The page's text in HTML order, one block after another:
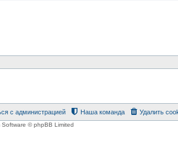
Удалить
Наша команда
с администрацией
Software © phpBB Limited